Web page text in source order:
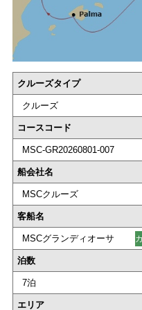
クルーズタイプ
クルーズ
コースコード
MSC-GR20260801-007
船会社名
MSCクルーズ
客船名
MSCグランディオーサ
泊数
7泊
エリア